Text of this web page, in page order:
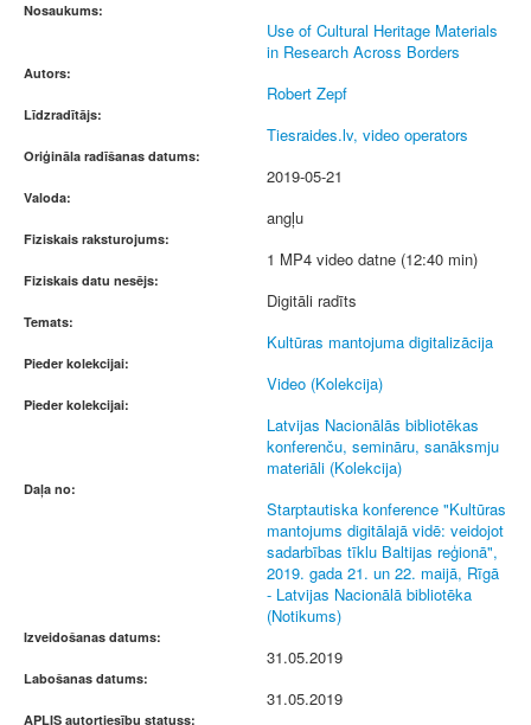
Nosaukums:
Use of Cultural Heritage Materials
in Research Across Borders
Autors:
Robert Zepf
Līdzradītājs:
Tiesraides.lv, video operators
Oriģināla radīšanas datums:
2019-05-21
Valoda:
angļu
Fiziskais raksturojums:
1 MP4 video datne (12:40 min)
Fiziskais datu nesējs:
Digitāli radīts
Temats:
Kultūras mantojuma digitalizācija
Pieder kolekcijai:
Video (Kolekcija)
Pieder kolekcijai:
Latvijas Nacionālās bibliotēkas
konferenču, semināru, sanāksmju
materiāli (Kolekcija)
Daļa no:
Starptautiska konference "Kultūras
mantojums digitālajā vidē: veidojot
sadarbības tīklu Baltijas reģionā",
2019. gada 21. un 22. maijā, Rīgā
- Latvijas Nacionālā bibliotēka
(Notikums)
Izveidošanas datums:
31.05.2019
Labošanas datums:
31.05.2019
APLIS autortiesību statuss: